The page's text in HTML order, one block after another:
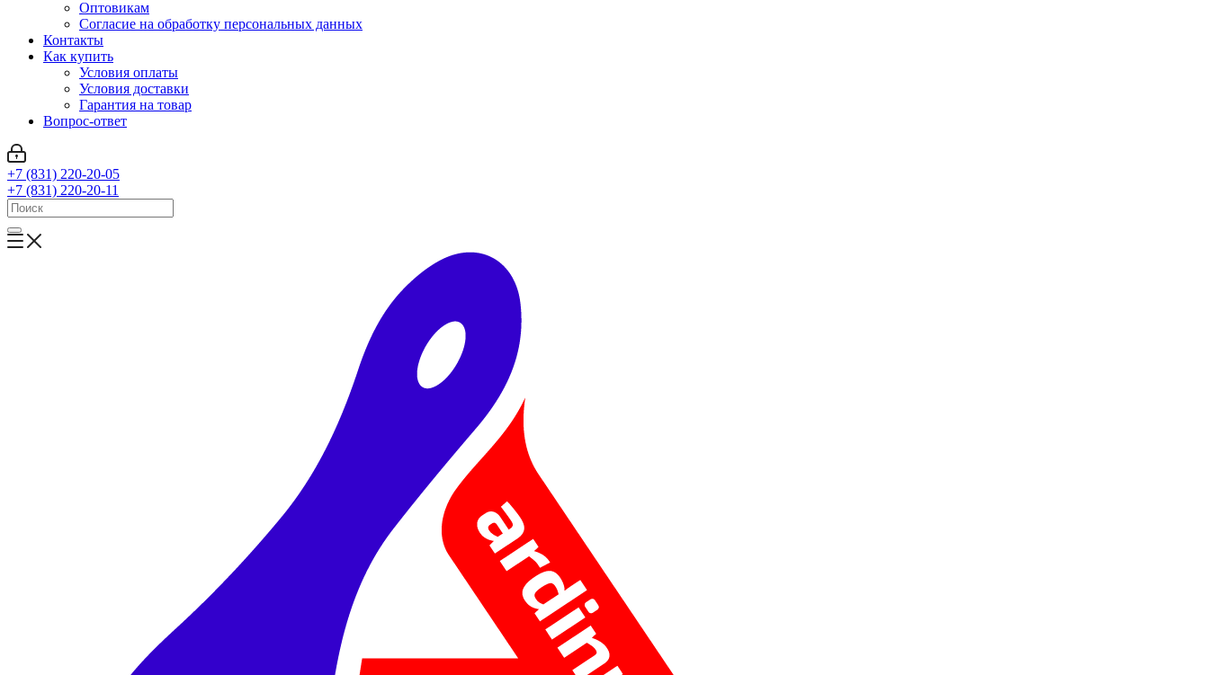
Оптовикам
Cогласие на обработку персональных данных
Контакты
Как купить
Условия оплаты
Условия доставки
Гарантия на товар
Вопрос-ответ
+7 (831) 220-20-05
+7 (831) 220-20-11